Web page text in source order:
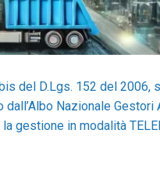
del D.Lgs. 152 del 2006,
Nazionale Gestori
gestione in modalità